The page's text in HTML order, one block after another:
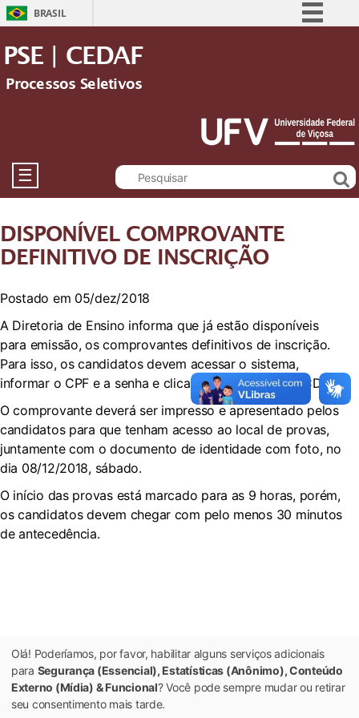
BRASIL
Acesso à informação
Legislação
Canais
PSE | CEDAF
Processos Seletivos
☰
DISPONÍVEL COMPROVANTE
DEFINITIVO DE INSCRIÇÃO
Postado em 05/dez/2018
A Diretoria de Ensino informa que já estão disponíveis
para emissão, os comprovantes definitivos de inscrição.
Para isso, os candidatos devem acessar o sistema,
informar o CPF e a senha e clicar na opção GERAR CDI.
O comprovante deverá ser impresso e apresentado pelos
candidatos para que tenham acesso ao local de provas,
juntamente com o documento de identidade com foto, no
dia 08/12/2018, sábado.
O início das provas está marcado para as 9 horas, porém,
os candidatos devem chegar com pelo menos 30 minutos
de antecedência.
Olá! Poderíamos, por favor, habilitar alguns serviços adicionais
para Segurança (Essencial), Estatísticas (Anônimo), Conteúdo
Externo (Mídia) & Funcional? Você pode sempre mudar ou retirar
seu consentimento mais tarde.